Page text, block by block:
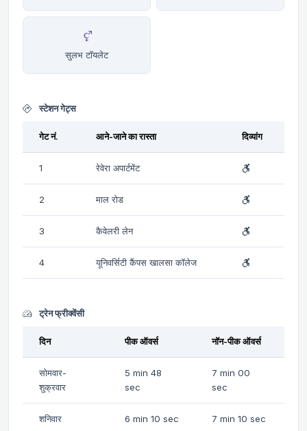
सुलभ टॉयलेट
स्टेशन गेट्स
गेट नं. आने-जाने का रास्ता दिव्यांग
1 रेवेरा अपार्टमेंट
2 माल रोड
3 कैवेलरी लेन
4 यूनिवर्सिटी कैंपस खालसा कॉलेज
ट्रेन फ्रीक्वेंसी
दिन पीक ऑवर्स नॉन-पीक ऑवर्स
सोमवार-
शुक्रवार
5 min 48
sec
7 min 00
sec
शनिवार 6 min 10 sec 7 min 10 sec